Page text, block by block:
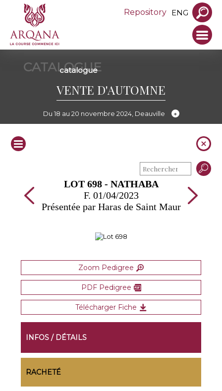
Repository ENG
CATALOGUE
catalogue
VENTE D'AUTOMNE
Du 18 au 20 novembre 2024, Deauville
LOT 698 - NATHABA
F. 01/04/2023
Présentée par Haras de Saint Maur
Zoom Pedigree
PDF Pedigree
Télécharger Fiche
INFOS / DÉTAILS
RACHETÉ